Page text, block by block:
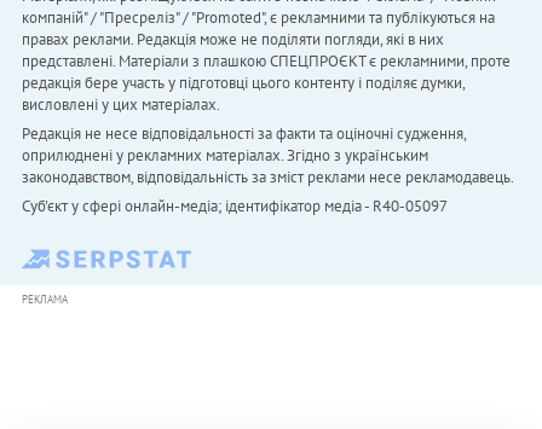
компаній" / "Пресреліз" / "Promoted", є рекламними та публікуються на
правах реклами. Редакція може не поділяти погляди, які в них
представлені. Матеріали з плашкою СПЕЦПРОЄКТ є рекламними, проте
редакція бере участь у підготовці цього контенту і поділяє думки,
висловлені у цих матеріалах.
Редакція не несе відповідальності за факти та оціночні судження,
оприлюднені у рекламних матеріалах. Згідно з українським
законодавством, відповідальність за зміст реклами несе рекламодавець.
Cуб'єкт у сфері онлайн-медіа; ідентифікатор медіа - R40-05097
РЕКЛАМА